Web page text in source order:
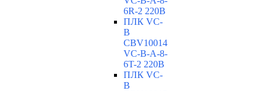
6R-2 220В
ПЛК VC-
B
CBV10014
VC-В-A-8-
6T-2 220В
ПЛК VC-
B